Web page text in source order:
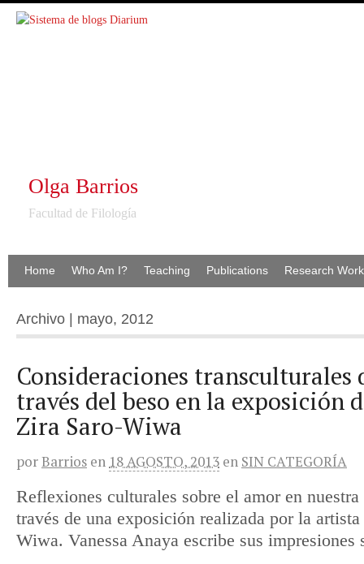
Olga Barrios
Facultad de Filología
Home Who Am I? Teaching Publications Research Work
Archivo | mayo, 2012
Consideraciones transculturales
través del beso en la exposición
Zira Saro-Wiwa
porBarrios en 18 AGOSTO, 2013 en SIN CATEGORÍA
Reflexiones culturales sobre el amor en
través de una exposición realizada por la
Wiwa. Vanessa Anaya escribe sus impresiones